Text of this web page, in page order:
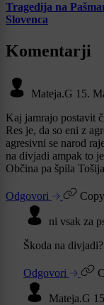
Tragedija na
Slovenca
Komentarji
Mateja.G 15.
Kaj jamrajo postavit
Res je, da so eni z
agresivni se narod
na divjadi ampak to
Občina pa špila
Odgovori
ni vsak za
Škoda na
Odgovori
Mateja.G